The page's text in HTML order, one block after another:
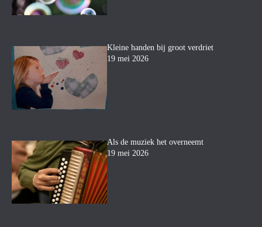
Kleine handen bij groot verdriet
19 mei 2026
Als de muziek het overneemt
19 mei 2026